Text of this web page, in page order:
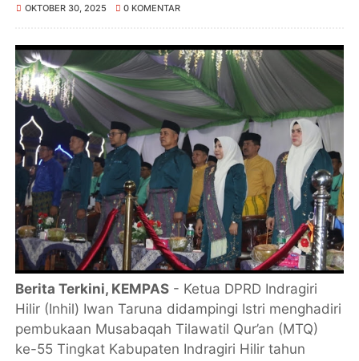
OKTOBER 30, 2025 0 KOMENTAR
Berita Terkini, KEMPAS - Ketua DPRD Indragiri
Hilir (Inhil) Iwan Taruna didampingi Istri menghadiri
pembukaan Musabaqah Tilawatil Qur’an (MTQ)
ke-55 Tingkat Kabupaten Indragiri Hilir tahun